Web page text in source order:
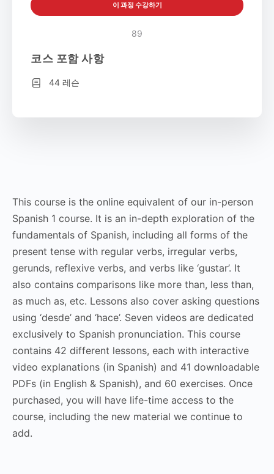
This course is the online equivalent of our in-person
Spanish 1 course. It is an in-depth exploration of the
fundamentals of Spanish, including all forms of the
present tense with regular verbs, irregular verbs,
gerunds, reflexive verbs, and verbs like ‘gustar’. It
also contains comparisons like more than, less than,
as much as, etc. Lessons also cover asking questions
using ‘desde’ and ‘hace’. Seven videos are dedicated
exclusively to Spanish pronunciation. This course
contains 42 different lessons, each with interactive
video explanations (in Spanish) and 41 downloadable
PDFs (in English & Spanish), and 60 exercises. Once
purchased, you will have life-time access to the
course, including the new material we continue to
add.
이 과정 수강하기
89
코스 포함 사항
44 레슨